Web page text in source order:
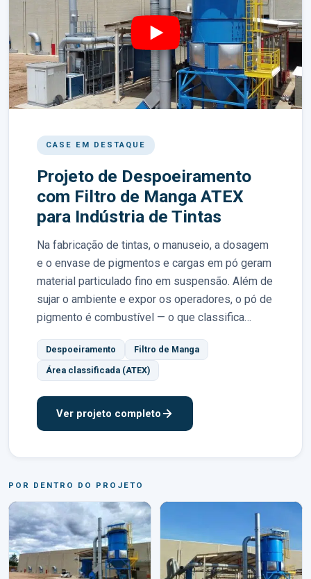
CASE EM DESTAQUE
Projeto de Despoeiramento
com Filtro de Manga ATEX
para Indústria de Tintas
Na fabricação de tintas, o manuseio, a dosagem
e o envase de pigmentos e cargas em pó geram
material particulado fino em suspensão. Além de
sujar o ambiente e expor os operadores, o pó de
pigmento é combustível — o que classifica…
Despoeiramento
Filtro de Manga
Área classificada (ATEX)
Ver projeto completo
POR DENTRO DO PROJETO